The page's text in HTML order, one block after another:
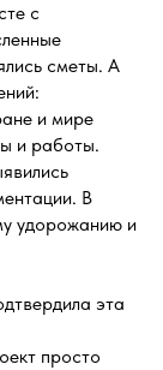
с
сметы. А
и мире
и работы.
В
удорожанию и
эта
просто